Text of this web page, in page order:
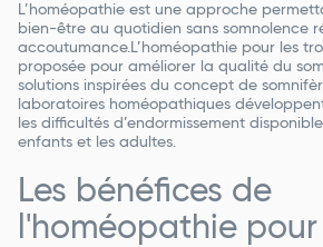
L’homéopathie est une approche
bien-être au quotidien sans somnolence
accoutumance.L’homéopathie pour les
proposée pour améliorer la qualité du
solutions inspirées du concept de
laboratoires homéopathiques
les difficultés d’endormissement
enfants et les adultes.
Les bénéfices de
l'homéopathie pour